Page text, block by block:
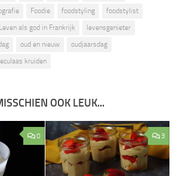
Foodie foodstyling
foodstylist
Leven als god in Frankrijk
levensgenieter
oud en nieuw
oudjaarsdag
kruiden
OOK LEUK...
0 3